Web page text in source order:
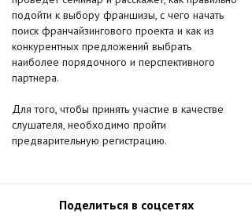
подойти к выбору франшизы, с чего начать
поиск франчайзингового проекта и как из
конкурентных предложений выбрать
наиболее порядочного и перспективного
партнера.
Для того, чтобы принять участие в качестве
слушателя, необходимо пройти
предварительную регистрацию.
Поделиться в соцсетях